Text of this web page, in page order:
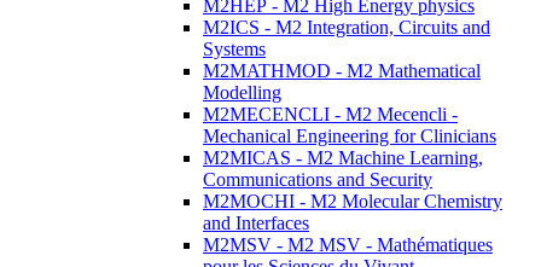
M2HEP - M2 High Energy physics
M2ICS - M2 Integration, Circuits and
Systems
M2MATHMOD - M2 Mathematical
Modelling
M2MECENCLI - M2 Mecencli -
Mechanical Engineering for Clinicians
M2MICAS - M2 Machine Learning,
Communications and Security
M2MOCHI - M2 Molecular Chemistry
and Interfaces
M2MSV - M2 MSV - Mathématiques